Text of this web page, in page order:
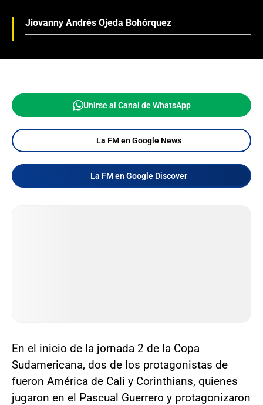
Jiovanny Andrés Ojeda Bohórquez
Unirse al Canal de WhatsApp
La FM en Google News
La FM en Google Discover
En el inicio de la jornada 2 de la Copa
Sudamericana, dos de los protagonistas de
fueron América de Cali y Corinthians, quienes
jugaron en el Pascual Guerrero y protagonizaron